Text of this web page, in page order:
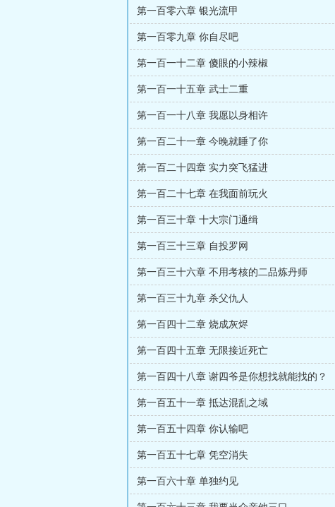
第一百零六章 银光流甲
第一百零九章 你自尽吧
第一百一十二章 傻眼的小辣椒
第一百一十五章 武士二重
第一百一十八章 我愿以身相许
第一百二十一章 今晚就睡了你
第一百二十四章 实力突飞猛进
第一百二十七章 在我面前玩火
第一百三十章 十大宗门通缉
第一百三十三章 自投罗网
第一百三十六章 不用考核的二品炼丹师
第一百三十九章 杀父仇人
第一百四十二章 烧成灰烬
第一百四十五章 无限接近死亡
第一百四十八章 谢四爷是你想找就能找的？
第一百五十一章 抵达混乱之域
第一百五十四章 你认输吧
第一百五十七章 凭空消失
第一百六十章 单独约见